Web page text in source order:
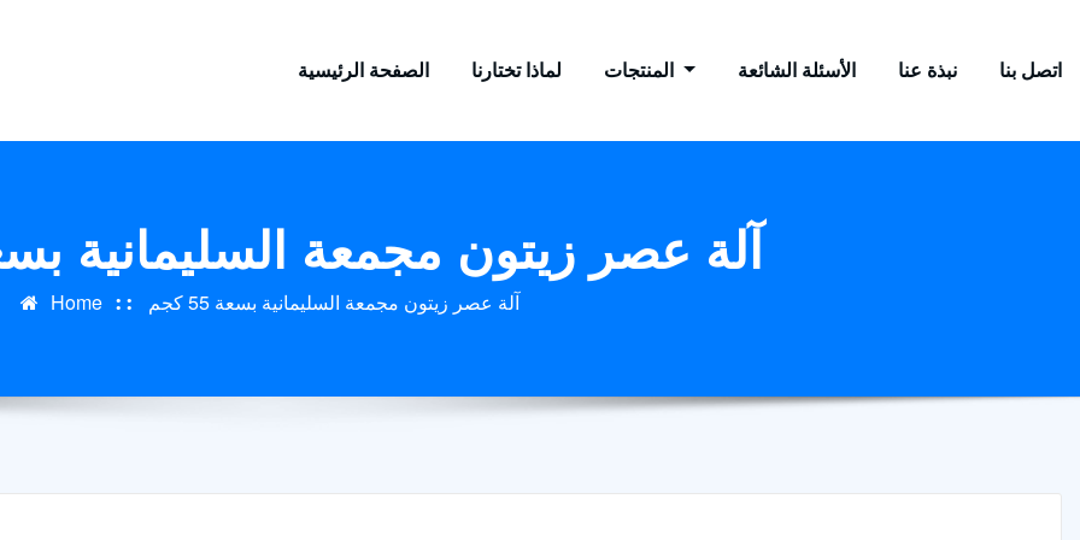
الصفحة الرئيسية لماذا تختارنا الأسئلة الشائعة نبذة عنا اتصل بنا
آلة عصر زيتون مجمعة السليمانية بسعة 55
Home آلة عصر زيتون مجمعة السليمانية بسعة 55 كجم